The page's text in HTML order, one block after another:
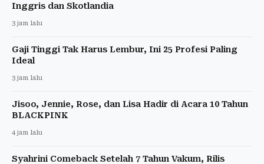
Inggris dan Skotlandia
3 jam lalu
Gaji Tinggi Tak Harus Lembur, Ini 25 Profesi Paling
Ideal
3 jam lalu
Jisoo, Jennie, Rose, dan Lisa Hadir di Acara 10 Tahun
BLACKPINK
4 jam lalu
Syahrini Comeback Setelah 7 Tahun Vakum, Rilis